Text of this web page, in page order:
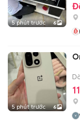
5 phút trước 6
5 phút trước 6